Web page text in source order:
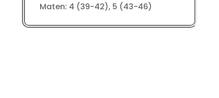
Maten: 4 (39-42), 5 (43-46)